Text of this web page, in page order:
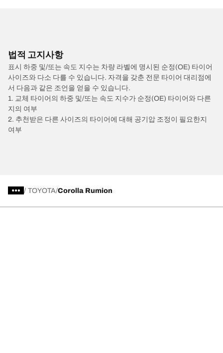
법적 고지사항
표시 하중 및/또는 속도 지수는 차량 라벨에 명시된 순정(OE) 타이어
사이즈와 다소 다를 수 있습니다. 자격을 갖춘 전문 타이어 대리점에
서 다음과 같은 조언을 얻을 수 있습니다.
1. 교체 타이어의 하중 및/또는 속도 지수가 순정(OE) 타이어와 다른
지의 여부
2. 추천받은 다른 사이즈의 타이어에 대해 공기압 조정이 필요한지
여부
/ TOYOTA Corolla Rumion